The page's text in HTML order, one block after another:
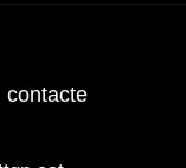
contacte